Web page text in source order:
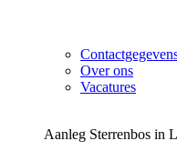
Over ons
Vacatures
Aanleg Sterrenbos in